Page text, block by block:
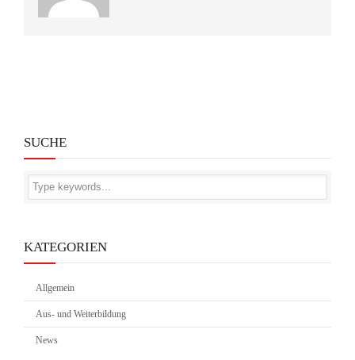
SUCHE
KATEGORIEN
Allgemein
Aus- und Weiterbildung
News